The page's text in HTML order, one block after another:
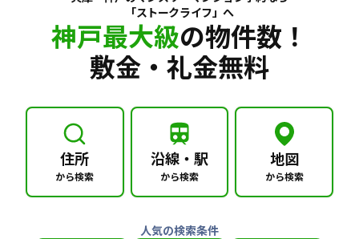
「ストークライフ」へ
神戸最大級の物件数！
敷金・礼金無料
住所
から検索
沿線・駅
から検索
地図
から検索
人気の検索条件